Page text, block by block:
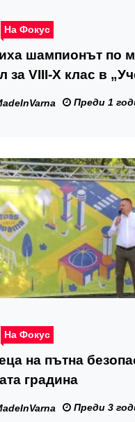
На Фокус
шампионът по
за VIII-X клас в
2025“
Преди 1
На Фокус
на пътна
градина
Преди 3